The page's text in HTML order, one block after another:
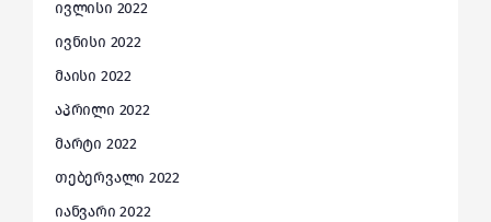
ივლისი 2022
ივნისი 2022
მაისი 2022
აპრილი 2022
მარტი 2022
თებერვალი 2022
იანვარი 2022